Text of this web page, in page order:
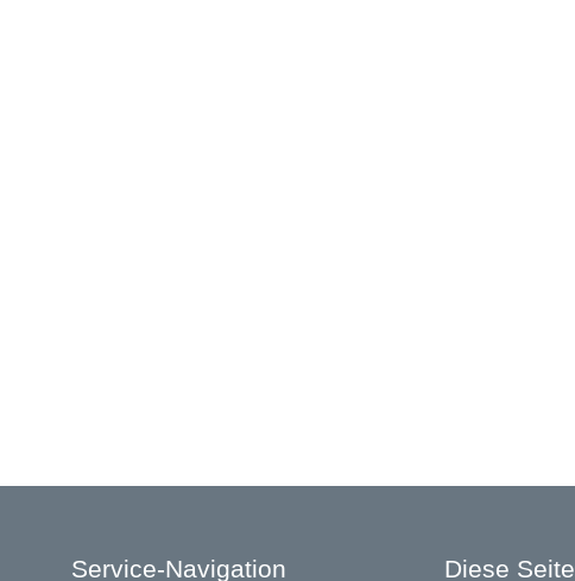
Service-Navigation Diese Seite